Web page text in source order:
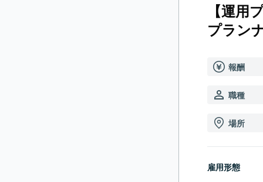
【運用
プラン
報酬
職種
場所
雇用形態